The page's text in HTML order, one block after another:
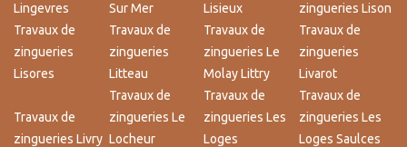
Lingevres
Sur Mer
Lisieux
zingueries Lison
Travaux de
zingueries
Lisores
Travaux de
zingueries
Litteau
Travaux de
zingueries Le
Molay Littry
Travaux de
zingueries
Livarot
Travaux de
zingueries Livry
Travaux de
zingueries Le
Locheur
Travaux de
zingueries Les
Loges
Travaux de
zingueries Les
Loges Saulces